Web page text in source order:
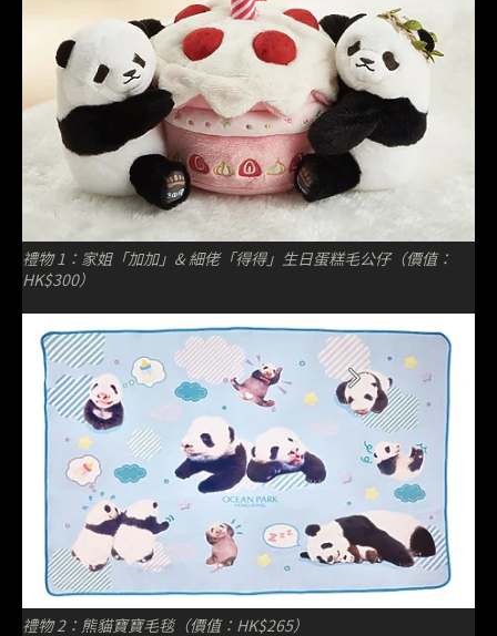
禮物 1：家姐「加加」& 細佬「得得」生日蛋糕毛公仔（價值：
HK$300）
禮物 2：熊貓寶寶毛毯（價值：HK$265）